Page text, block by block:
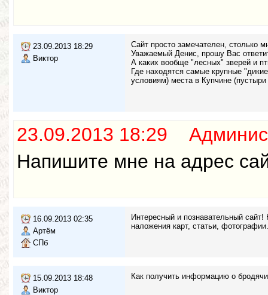
23.09.2013 18:29
Виктор
Сайт просто замечателен, столько
Уважаемый Денис, прошу Вас
А каких вообще "лесных" зверей и
Где находятся самые крупные
условиям) места в Купчине (пустыри
23.09.2013 18:29
Напишите мне на адрес
16.09.2013 02:35
Артём
СПб
Интересный и познавательный
наложения карт, статьи,
15.09.2013 18:48
Виктор
Как получить информацию о